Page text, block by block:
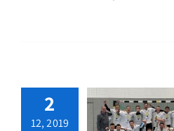
2
12, 2019